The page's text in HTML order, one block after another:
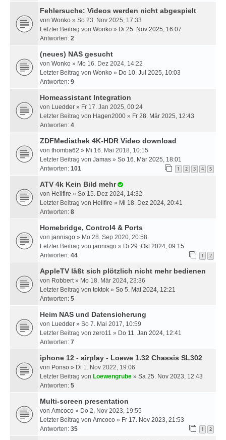
Fehlersuche: Videos werden nicht abgespielt
von Wonko » So 23. Nov 2025, 17:33
Letzter Beitrag von Wonko » Di 25. Nov 2025, 16:07
Antworten: 2
(neues) NAS gesucht
von Wonko » Mo 16. Dez 2024, 14:22
Letzter Beitrag von Wonko » Do 10. Jul 2025, 10:03
Antworten: 9
Homeassistant Integration
von Luedder » Fr 17. Jan 2025, 00:24
Letzter Beitrag von Hagen2000 » Fr 28. Mär 2025, 12:43
Antworten: 4
ZDFMediathek 4K-HDR Video download
von thomba62 » Mi 16. Mai 2018, 10:15
Letzter Beitrag von Jamas » So 16. Mär 2025, 18:01
Antworten: 101 1 2 3 4 5
ATV 4k Kein Bild mehr
von Hellfire » So 15. Dez 2024, 14:32
Letzter Beitrag von Hellfire » Mi 18. Dez 2024, 20:41
Antworten: 8
Homebridge, Control4 & Ports
von jannisgo » Mo 28. Sep 2020, 20:58
Letzter Beitrag von jannisgo » Di 29. Okt 2024, 09:15
Antworten: 44 1 2
AppleTV läßt sich plötzlich nicht mehr bedienen
von Robbert» Mo 18. Mär 2024, 23:36
Letzter Beitrag von toktok » So 5. Mai 2024, 12:21
Antworten: 5
Heim NAS und Datensicherung
von Luedder » So 7. Mai 2017, 10:59
Letzter Beitrag von zero11 » Do 11. Jan 2024, 12:41
Antworten: 7
iphone 12 - airplay - Loewe 1.32 Chassis SL302
von Ponso » Di 1. Nov 2022, 19:06
Letzter Beitrag von Loewengrube » Sa 25. Nov 2023, 12:43
Antworten: 5
Multi-screen presentation
von Amcoco » Do 2. Nov 2023, 19:55
Letzter Beitrag von Amcoco » Fr 17. Nov 2023, 21:53
Antworten: 35 1 2